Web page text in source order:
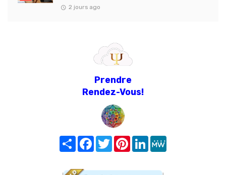
2 jours ago
Prendre
Rendez-Vous!
Share FacebookTwitterPinterest
LinkedIn